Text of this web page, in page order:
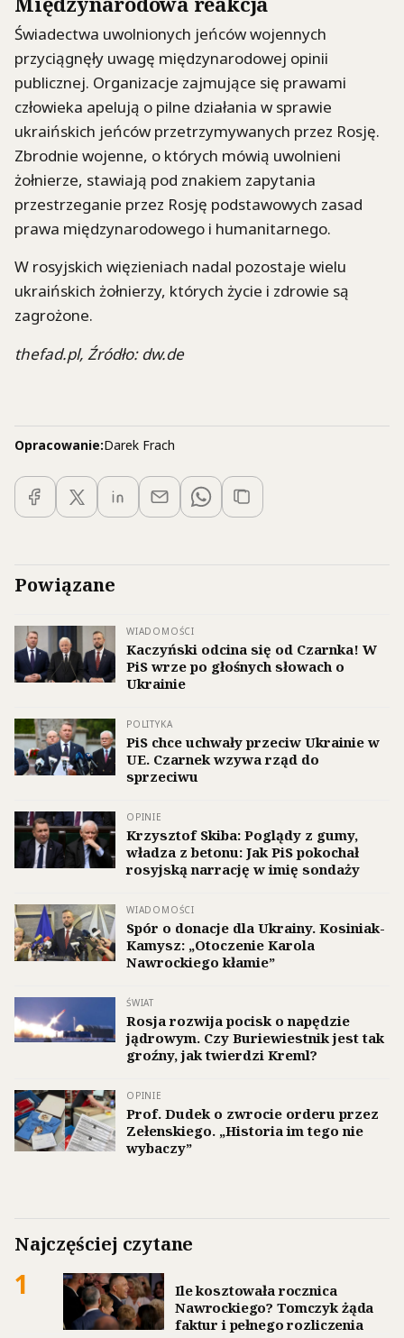
Świadectwa uwolnionych jeńców wojennych
przyciągnęły uwagę międzynarodowej opinii
publicznej. Organizacje zajmujące się prawami
człowieka apelują o pilne działania w sprawie
ukraińskich jeńców przetrzymywanych przez Rosję.
Zbrodnie wojenne, o których mówią uwolnieni
żołnierze, stawiają pod znakiem zapytania
przestrzeganie przez Rosję podstawowych zasad
prawa międzynarodowego i humanitarnego.
W rosyjskich więzieniach nadal pozostaje wielu
ukraińskich żołnierzy, których życie i zdrowie są
zagrożone.
thefad.pl, Źródło: dw.de
Opracowanie:Darek Frach
Powiązane
WIADOMOŚCI
Kaczyński odcina się od Czarnka! W
PiS wrze po głośnych słowach o
Ukrainie
POLITYKA
PiS chce uchwały przeciw Ukrainie w
UE. Czarnek wzywa rząd do
sprzeciwu
OPINIE
Krzysztof Skiba: Poglądy z gumy,
władza z betonu: Jak PiS pokochał
rosyjską narrację w imię sondaży
WIADOMOŚCI
Spór o donacje dla Ukrainy. Kosiniak-
Kamysz: „Otoczenie Karola
Nawrockiego kłamie”
ŚWIAT
Rosja rozwija pocisk o napędzie
jądrowym. Czy Buriewiestnik jest tak
groźny, jak twierdzi Kreml?
OPINIE
Prof. Dudek o zwrocie orderu przez
Zełenskiego. „Historia im tego nie
wybaczy”
Najczęściej czytane
1
Ile kosztowała rocznica
Nawrockiego? Tomczyk żąda
faktur i pełnego rozliczenia